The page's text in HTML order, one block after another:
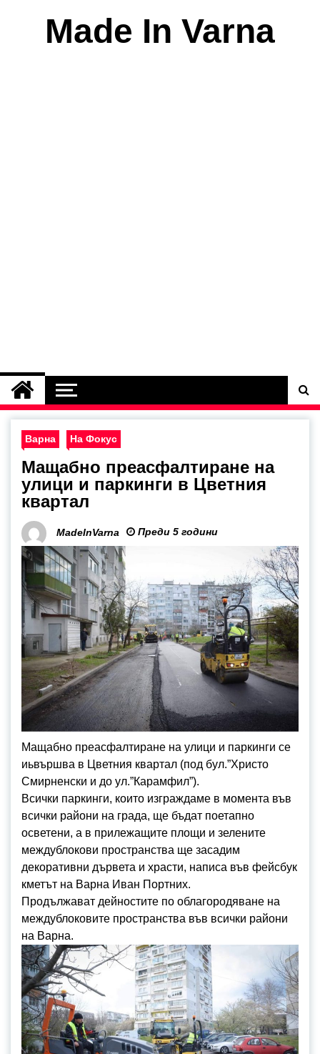
Made In Varna
Варна На Фокус
Мащабно преасфалтиране на
улици и паркинги в Цветния
квартал
MadeInVarna Преди 5 години
Мащабно преасфалтиране на улици и паркинги се
иьвършва в Цветния квартал (под бул.”Христо
Смирненски и до ул.”Карамфил”).
Всички паркинги, които изграждаме в момента във
всички райони на града, ще бъдат поетапно
осветени, а в прилежащите площи и зелените
междублокови пространства ще засадим
декоративни дървета и храсти, написа във фейсбук
кметът на Варна Иван Портних.
Продължават дейностите по облагородяване на
междублоковите пространства във всички райони
на Варна.